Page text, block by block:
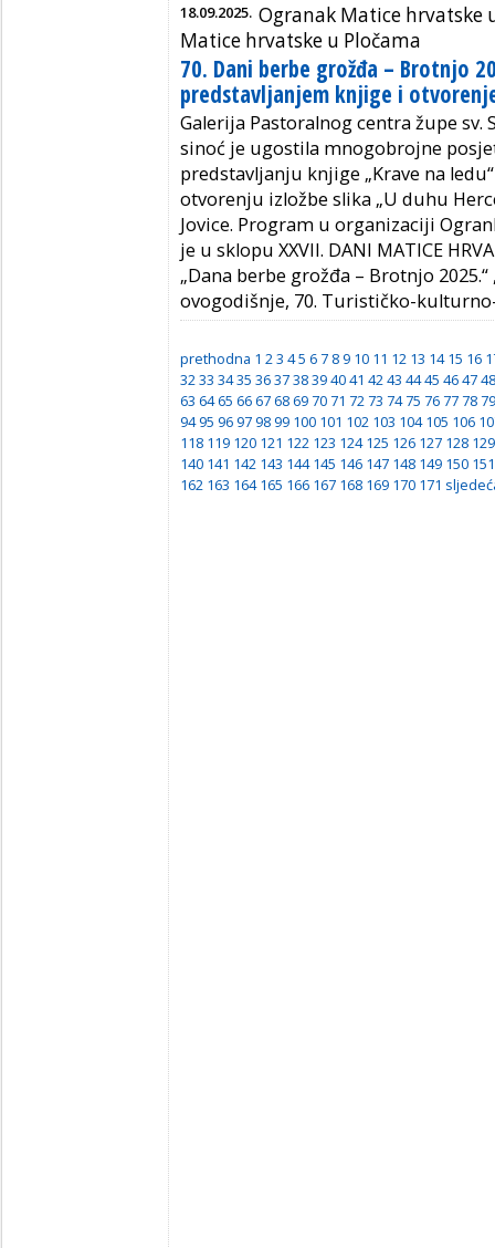
18.09.2025. Ogranak Matice hrvatske
Matice hrvatske u Pločama
70. Dani berbe grožđa – Brotnjo
predstavljanjem knjige i
Galerija Pastoralnog centra župe
sinoć je ugostila mnogobrojne
predstavljanju knjige „Krave na
otvorenju izložbe slika „U duhu
Jovice. Program u organizaciji
je u sklopu XXVII. DANI MATICE
„Dana berbe grožđa – Brotnjo
ovogodišnje, 70. Turističko-
prethodna 1 23 45 6 7 8 9 10 11 12 13 14 15 16
3233 3435 363738394041 4243 4445 464748
63 64 65 66 67 68 69 70 71 72 73 74 75 76 77 78 79
94 95 96 97 98 99 100 101 102 103 104 105 106
118 119 120 121 122 123 124 125 126 127 128 129
140 141 142 143 144 145 146 147 148 149 150 151
162 163 164 165 166 167 168 169 170 171